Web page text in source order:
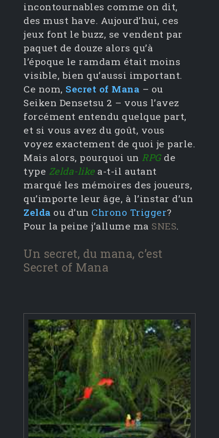
incontournables comme on dit,
des must have. Aujourd’hui, ces
jeux font le buzz, se vendent par
paquet de douze alors qu’à
l’époque le ramdam était moins
visible, bien qu’aussi important.
Ce nom, Secret of Mana – ou
Seiken Densetsu 2 – vous l’avez
forcément entendu quelque part,
et si vous avez du goût, vous
voyez exactement de quoi je parle.
Mais alors, pourquoi un RPGde
type Zelda-likea-t-il autant
marqué les mémoires des joueurs,
qu’importe leur âge, à l’instar d’un
Zelda ou d’un Chrono Trigger?
Pour la peine j’allume ma SNES.
Un secret, du mana, c’est
Secret of Mana